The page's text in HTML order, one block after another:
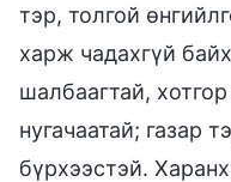
тэр, толгой
харж чадахгүй
шалбаагтай,
нугачаатай; газар
бүрхээстэй.